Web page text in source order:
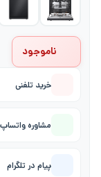
ناموجود
خرید تلفنی
مشاوره واتساپ
پیام در تلگرام